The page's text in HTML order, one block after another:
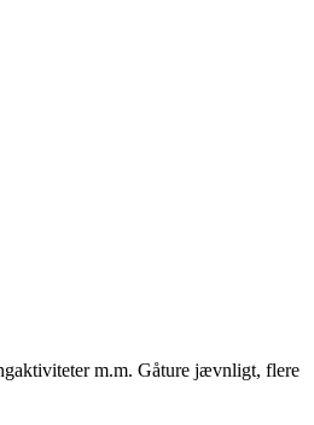
m.m. Gåture jævnligt, flere